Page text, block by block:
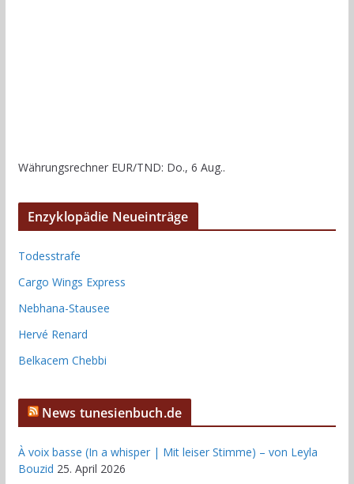
Währungsrechner EUR/TND: Do., 6 Aug..
Enzyklopädie Neueinträge
Todesstrafe
Cargo Wings Express
Nebhana-Stausee
Hervé Renard
Belkacem Chebbi
News tunesienbuch.de
À voix basse (In a whisper | Mit leiser Stimme) – von Leyla
Bouzid 25. April 2026